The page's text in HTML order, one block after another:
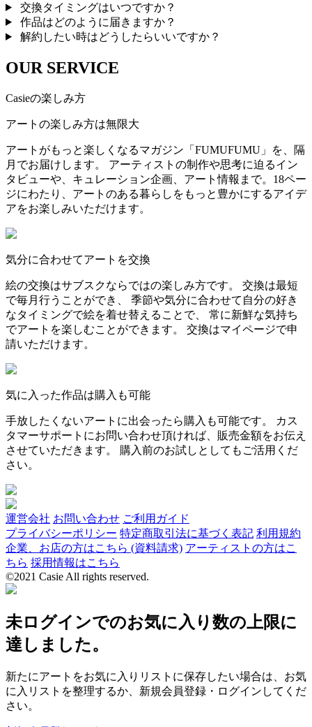
交換タイミングはいつですか？
作品はどのように届きますか？
解約したい時はどうしたらいいですか？
OUR SERVICE
Casieの楽しみ方
アートの楽しみ方は無限大
アートがもっと楽しくなるマガジン「FUMUFUMU」を、隔
月でお届けします。 アーティストの制作や思考に迫るイン
タビューや、キュレーション企画、アート情報まで。18ペー
ジにわたり、アートのある暮らしをもっと豊かにするアイデ
アをお楽しみいただけます。
気分に合わせてアートを交換
絵の交換はサブスクならではの楽しみ方です。 交換は最短
で毎月行うことができ、 季節や気分に合わせて自分の好き
なタイミングで絵を着せ替えることで、 常に新鮮な気持ち
でアートを楽しむことができます。 交換はマイページで申
請いただけます。
気に入った作品は購入も可能
手放したくないアートに出会ったら購入も可能です。 カス
タマーサポートにお問い合わせ頂ければ、販売金額をお伝え
させていただきます。 購入前のお試しとしてもご活用くだ
さい。
運営会社 お問い合わせ ご利用ガイド
プライバシーポリシー 特定商取引法に基づく表記 利用規約
企業、お店の方はこちら (資料請求) アーティストの方はこ
ちら 採用情報はこちら
©2021 Casie All rights reserved.
未ログインでのお気に入り数の上限に
達しました。
新たにアートをお気に入りリストに保存したい場合は、お気
に入リストを整理するか、新規会員登録・ログインしてくだ
さい。